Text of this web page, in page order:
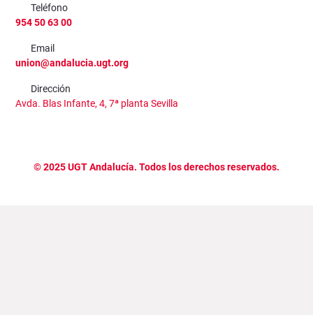
Teléfono
954 50 63 00
Email
union@andalucia.ugt.org
Dirección
Avda. Blas Infante, 4, 7ª planta Sevilla
©2025UGT Andalucía. Todos los derechos reservados.